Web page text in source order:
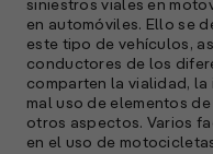
siniestros viales en
en automóviles. Ello se
este tipo de vehículos,
conductores de los
comparten la vialidad,
mal uso de elementos
otros aspectos. Varios
en el uso de